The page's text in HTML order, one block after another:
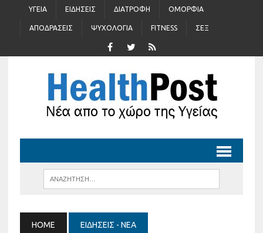
ΥΓΕΊΑ ΕΙΔΉΣΕΙΣ ΔΙΑΤΡΟΦΉ ΟΜΟΡΦΙΆ
ΑΠΟΔΡΆΣΕΙΣ ΨΥΧΟΛΟΓΊΑ FITNESS ΣΈΞ
HOME ΕΙΔΉΣΕΙΣ - ΝΈΑ